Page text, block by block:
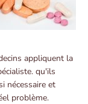
appliquent la
qu'ils
nécessaire et
problème.